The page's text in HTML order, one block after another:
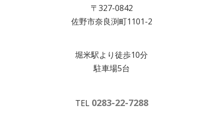
〒327-0842
佐野市奈良渕町1101-2
堀米駅より徒歩10分
駐車場5台
TEL 0283-22-7288